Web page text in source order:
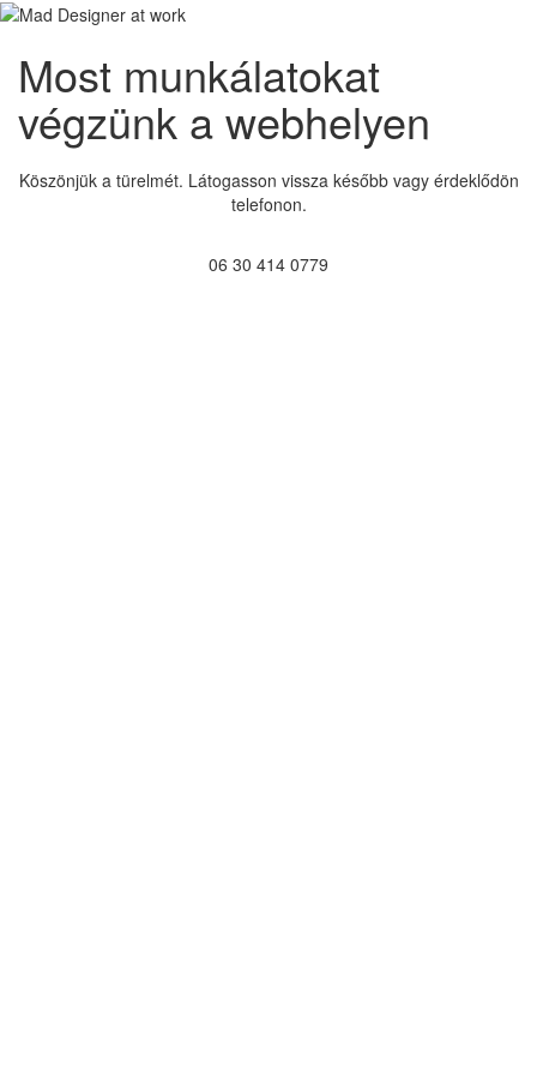
Most munkálatokat
végzünk a webhelyen
Köszönjük a türelmét. Látogasson vissza később vagy érdeklődön
telefonon.
06 30 414 0779